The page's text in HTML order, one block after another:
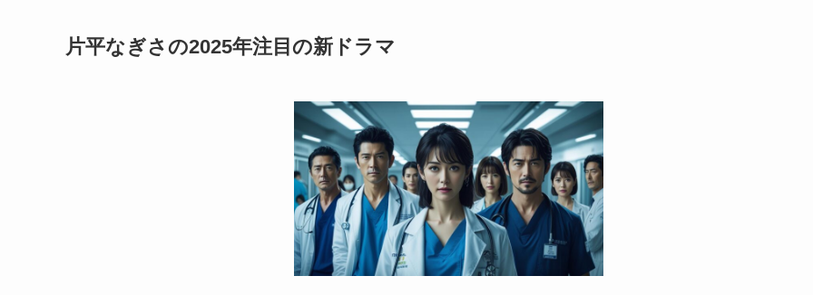
片平なぎさの2025年注目の新ドラマ